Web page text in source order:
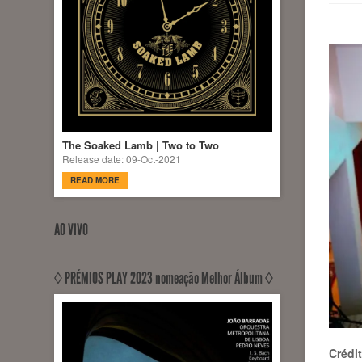
The Soaked Lamb | Two to Two
Release date: 09-Oct-2021
READ MORE
AO VIVO
◊ PRÉMIOS PLAY 2023 nomeação Melhor Álbum ◊